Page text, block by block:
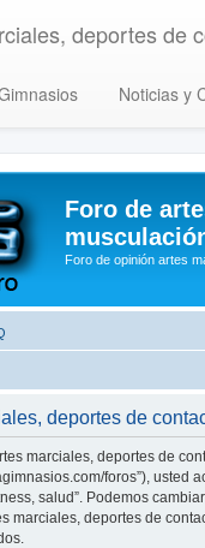
deportes de
Noticias y
Foro de
Foro de opinión artes
deportes de
marciales, deportes de
foros”),
salud”. Podemos
marciales, deportes de